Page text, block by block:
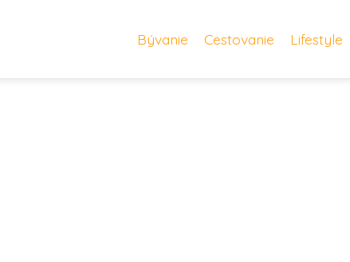
Bývanie Cestovanie Lifestyle